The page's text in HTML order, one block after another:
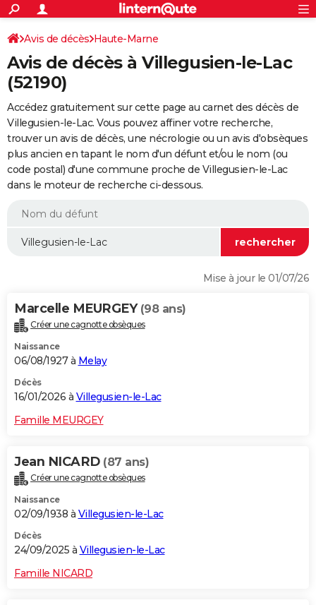
ACTUALITÉS
Politique
Société
Faits Divers
Education
Monde
Villes
+
SPORT
Coupe du monde 2026
Football
Tennis
Cyclisme
Rugby
Forum
FINANCE
Retraite
Impôts
Epargne
Immobilier
Risques naturels par ville
Banque
Assurance
Crédit
AUTO
Essais
Réserver un essai
Citadines
Berlines
SUV
Forum auto
+
HIGH-TECH
Mobiles
Meilleur smartphone
Internet
Ordinateurs
Jeux vidéo
Guide high-tech
+
BRICOLAGE
Forum
Aménagement intérieur
Extérieur
Cuisine
Salle de bains
Jardinage
Rangement
WEEK-END
Guides de France
Escapades
Patrimoine
Expositions
Musées
Week-end nature
LIFESTYLE
Alimentation
Guide de la santé
Maladies
Médicaments
Sommeil
VOYAGE
Destinations
City break
Voyage nature
Voyage de noces
Forum
Climat
+PHOTO
GUIDES D'ACHAT
BONS PLANS
CARTE DE VOEUX
Dictionnaire
Biographies
Citations
Expressions
Proverbes
PROGRAMME TV
COPAINS D'AVANT
S'inscrire
Se connecter
Lycées
Collèges
Primaires
Universités
Entreprises
Service militaire
Avis de recherche
AVIS DE DÉCÈS
S'inscrire
Connexion
Avis de décès Haute-Marne
Avis de décès à Villegusien-le-Lac
(52190)
Accédez gratuitement sur cette page au carnet des décès de
Villegusien-le-Lac. Vous pouvez affiner votre recherche,
trouver un avis de décès, une nécrologie ou un avis d'obsèques
plus ancien en tapant le nom d'un défunt et/ou le nom (ou
code postal) d'une commune proche de Villegusien-le-Lac
dans le moteur de recherche ci-dessous.
Mise à jour le 01/07/26
Marcelle MEURGEY (98 ans)
Créer une cagnotte obsèques
Naissance
06/08/1927 à Melay
Décès
16/01/2026 à Villegusien-le-Lac
Famille MEURGEY
Jean NICARD (87 ans)
Créer une cagnotte obsèques
Naissance
02/09/1938 à Villegusien-le-Lac
Décès
24/09/2025 à Villegusien-le-Lac
Famille NICARD